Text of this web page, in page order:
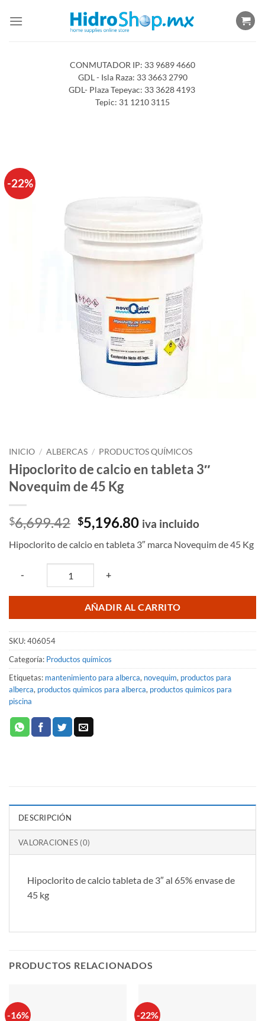
CONMUTADOR IP: 33 9689 4660
GDL - Isla Raza: 33 3663 2790
GDL- Plaza Tepeyac: 33 3628 4193
Tepic: 31 1210 3115
-22%
INICIO / ALBERCAS / PRODUCTOS QUÍMICOS
Hipoclorito de calcio en tableta 3″
Novequim de 45 Kg
$6,699.42 El
precio
original
era:
$6,699.42.
$5,196.80El
actual
iva incluido
Hipoclorito de calcio en tableta 3″ marca Novequim de 45 Kg
- +
AÑADIR AL CARRITO
SKU:406054
Categoría: Productos químicos
Etiquetas: mantenimiento para alberca, novequim, productos para
alberca, productos quimicos para alberca, productos quimicos para
piscina
DESCRIPCIÓN
VALORACIONES (0)
Hipoclorito de calcio tableta de 3″ al 65% envase de
45 kg
PRODUCTOS RELACIONADOS
-16% -22%